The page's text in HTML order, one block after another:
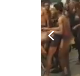
Condiciones
Privacidad